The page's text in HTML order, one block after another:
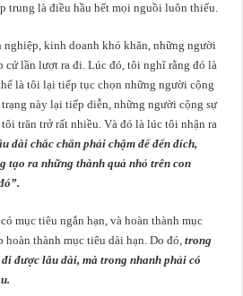
trung là điều hầu hết mọi nguồi luôn thiếu.
nghiệp, kinh doanh khó khăn, những người
cứ lần lượt ra đi. Lúc đó, tôi nghĩ rằng đó là
là tôi lại tiếp tục chọn những người cộng
này lại tiếp diễn, những người cộng sự
trăn trở rất nhiều. Và đó là lúc tôi nhận ra
dài chắc chắn phải chậm để đến đích,
tạo ra những thành quả nhỏ trên con
mục tiêu ngắn hạn, và hoàn thành mục
hoàn thành mục tiêu dài hạn. Do đó,trong
được lâu dài, mà trong nhanh phải có